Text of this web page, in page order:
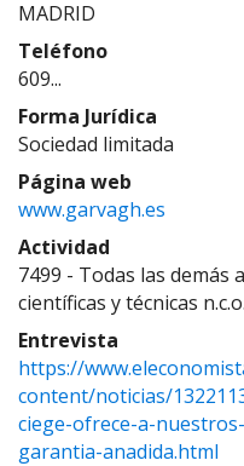
MADRID
Teléfono
609...
Forma Jurídica
Sociedad limitada
Página web
www.garvagh.es
Actividad
7499 - Todas las demás
científicas y técnicas
Entrevista
https://
content/noticias/
ciege-ofrece-a-
garantia-anadida.html